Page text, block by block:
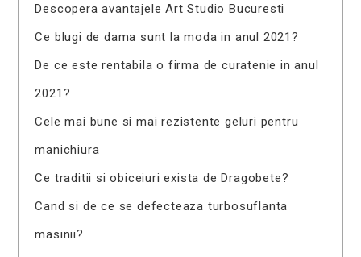
Descopera avantajele Art Studio Bucuresti
Ce blugi de dama sunt la moda in anul 2021?
De ce este rentabila o firma de curatenie in anul
2021?
Cele mai bune si mai rezistente geluri pentru
manichiura
Ce traditii si obiceiuri exista de Dragobete?
Cand si de ce se defecteaza turbosuflanta
masinii?